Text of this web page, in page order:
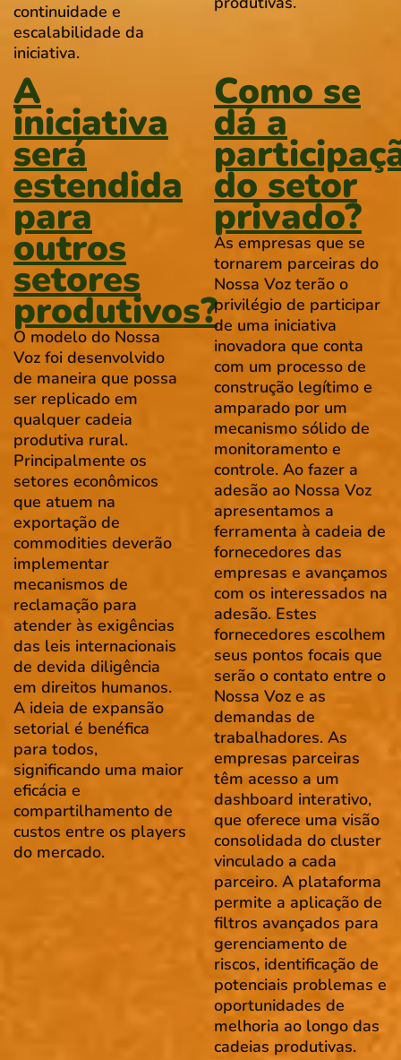
continuidade e
escalabilidade da
iniciativa.
A
iniciativa
será
estendida
para
outros
setores
produtivos?
O modelo do Nossa
Voz foi desenvolvido
de maneira que possa
ser replicado em
qualquer cadeia
produtiva rural.
Principalmente os
setores econômicos
que atuem na
exportação de
commodities deverão
implementar
mecanismos de
reclamação para
atender às exigências
das leis internacionais
de devida diligência
em direitos humanos.
A ideia de expansão
setorial é benéfica
para todos,
significando uma maior
eficácia e
compartilhamento de
custos entre os players
do mercado.
Como se
dá a
do setor
privado?
As empresas que se
tornarem parceiras do
Nossa Voz terão o
privilégio de participar
de uma iniciativa
inovadora que conta
com um processo de
construção legítimo e
amparado por um
mecanismo sólido de
monitoramento e
controle. Ao fazer a
adesão ao Nossa Voz
apresentamos a
ferramenta à cadeia de
fornecedores das
empresas e avançamos
com os interessados na
adesão. Estes
fornecedores escolhem
seus pontos focais que
serão o contato entre o
Nossa Voz e as
demandas de
trabalhadores. As
empresas parceiras
têm acesso a um
dashboard interativo,
que oferece uma visão
consolidada do cluster
vinculado a cada
parceiro. A plataforma
permite a aplicação de
filtros avançados para
gerenciamento de
riscos, identificação de
potenciais problemas e
oportunidades de
melhoria ao longo das
cadeias produtivas.